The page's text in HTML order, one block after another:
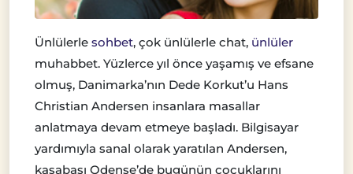
Ünlülerle sohbet, çok ünlülerle chat, ünlüler
muhabbet. Yüzlerce yıl önce yaşamış ve efsane
olmuş, Danimarka’nın Dede Korkut’u Hans
Christian Andersen insanlara masallar
anlatmaya devam etmeye başladı. Bilgisayar
yardımıyla sanal olarak yaratılan Andersen,
kasabası Odense’de bugünün çocuklarını